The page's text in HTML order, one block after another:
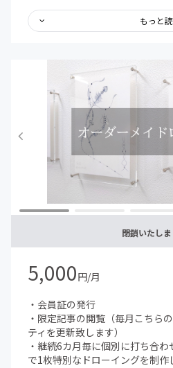
【限定記事について】
【支援継続による特典について】
・継続6ヶ月後、12ヶ月が経過
絡申しあげます、その時点で
だきお好きなものを先着で指定
（オーダー作品のお届けについ
いて】をご覧ください）
・途中で支援を辞め、再度支援
続支援期間はカウントされません
もっと
閉鎖いたし
5,000円/月
・会員証の発行
・限定記事の閲覧（毎月こちら
ティを更新致します）
・継続6カ月毎に個別に打ち合
で1枚特別なドローイングを制作